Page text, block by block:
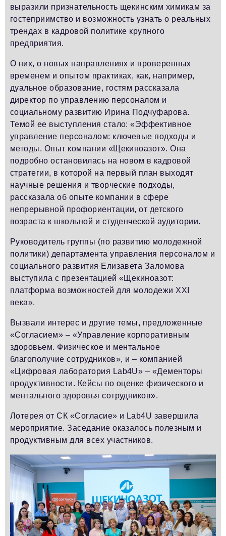
выразили признательность щекинским химикам за
гостеприимство и возможность узнать о реальных
трендах в кадровой политике крупного
предприятия.
О них, о новых направлениях и проверенных
временем и опытом практиках, как, например,
дуальное образование, гостям рассказала
директор по управлению персоналом и
социальному развитию Ирина Подчуфарова.
Темой ее выступления стало: «Эффективное
управление персоналом: ключевые подходы и
методы. Опыт компании «Щекиноазот». Она
подробно остановилась на новом в кадровой
стратегии, в которой на первый план выходят
научные решения и творческие подходы,
рассказала об опыте компании в сфере
непрерывной профориентации, от детского
возраста к школьной и студенческой аудитории.
Руководитель группы (по развитию молодежной
политики) департамента управления персоналом и
социального развития Елизавета Заломова
выступила с презентацией «Щекиноазот:
платформа возможностей для молодежи XXI
века».
Вызвали интерес и другие темы, предложенные
«Согласием» – «Управление корпоративным
здоровьем. Физическое и ментальное
благополучие сотрудников», и – компанией
«Цифровая лаборатория Lab4U» – «Дементоры
продуктивности. Кейсы по оценке физического и
ментального здоровья сотрудников».
Лотерея от СК «Согласие» и Lab4U завершила
мероприятие. Заседание оказалось полезным и
продуктивным для всех участников.